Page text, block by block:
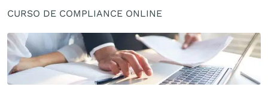
CURSO DE COMPLIANCE ONLINE